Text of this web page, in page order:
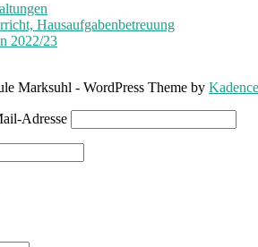
Hausaufgabenbetreuung
2022/23
Marksuhl - WordPress Theme by
Adresse